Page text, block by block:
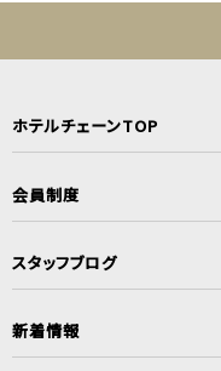
ホテルチェーンTOP
会員制度
スタッフブログ
新着情報